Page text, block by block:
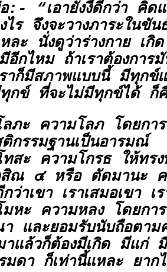
อ:- “เอายังงี้ดีกว่า คิด
ไร จึงจะวางภาระในขั
ละ นั่งดูว่าร่างกาย เ
อีกไหม ถ้าเราต้องการ
าก็มีสภาพแบบนี้ มีทุกข์
ทุกข์ ที่จะไม่มีทุกข์ได้ ก็
ภะ ความโลภโดยการ
กรรมฐานเป็นอารมณ์
สะ ความโกรธให้ทรง
ณ ๔ หรือ ตัดมานะ ค
กว่าเขา เราเสมอเขา เร
มหะ ความหลงโดยกา
และยอมรับนับถือตาม
าแล้วก็ต้องมีเกิด มีแก่
มดา ก็เท่านี้แหละ ยาก